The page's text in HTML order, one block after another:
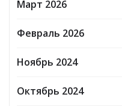
Март 2026
Февраль 2026
Ноябрь 2024
Октябрь 2024